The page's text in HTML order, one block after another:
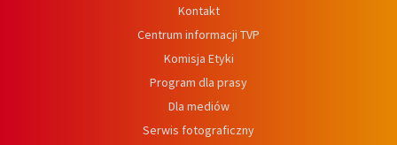
Kontakt
Centrum informacji TVP
Komisja Etyki
Program dla prasy
Dla mediów
Serwis fotograficzny